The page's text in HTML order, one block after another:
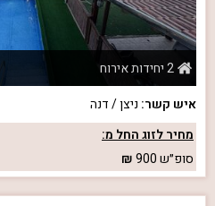
2 יחידות אירוח
איש קשר: ניצן / דנה
מחיר לזוג החל מ:
סופ״ש900